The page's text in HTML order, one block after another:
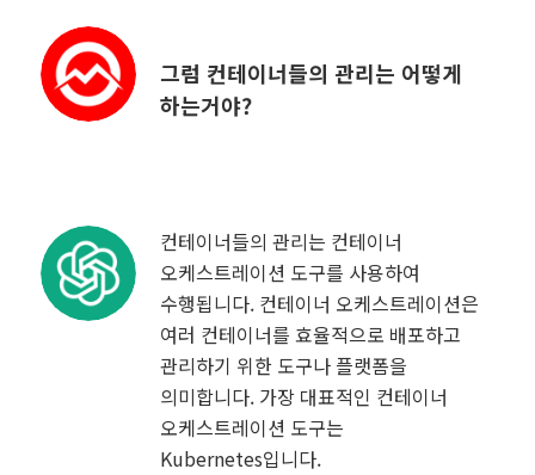
그럼 컨테이너들의 관리는 어떻게
하는거야?
컨테이너들의 관리는 컨테이너
오케스트레이션 도구를 사용하여
수행됩니다. 컨테이너 오케스트레이션은
여러 컨테이너를 효율적으로 배포하고
관리하기 위한 도구나 플랫폼을
의미합니다. 가장 대표적인 컨테이너
오케스트레이션 도구는
Kubernetes입니다.